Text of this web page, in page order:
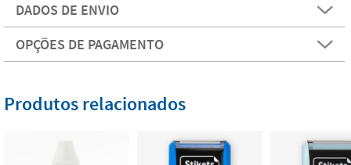
DADOS DE ENVIO
OPÇÕES DE PAGAMENTO
Produtos relacionados